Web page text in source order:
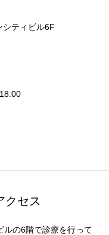
ティビル6F
クセス
ルの6階で診療を行って